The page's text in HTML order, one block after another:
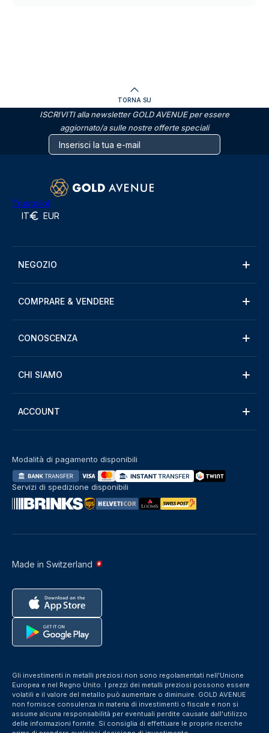
TORNA SU
ISCRIVITI alla newsletter GOLD AVENUE per essere
aggiornato/a sulle nostre offerte speciali
Trustpilot
IT EUR
NEGOZIO
COMPRARE & VENDERE
CONOSCENZA
CHI SIAMO
ACCOUNT
Made in Switzerland
Modalità di pagamento disponibili
Servizi di spedizione disponibili
Gli investimenti in metalli preziosi non sono regolamentati nell'Unione
Europea e nel Regno Unito. I prezzi dei metalli preziosi possono essere
volatili e il valore del metallo può aumentare o diminuire. GOLD AVENUE
non fornisce consulenza in materia di investimenti o fiscale e non si
assume alcuna responsabilità per eventuali perdite causate dall'utilizzo
delle informazioni fornite. Si consiglia di effettuare le proprie ricerche